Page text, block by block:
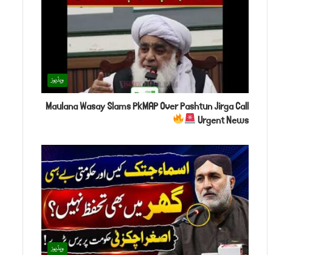
ویڈیوز
Maulana Wasay Slams PkMAP Over Pashtun Jirga Call
Urgent News
ویڈیوز